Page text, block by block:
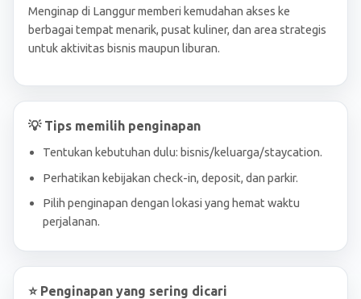
Menginap di Langgur memberi kemudahan akses ke
berbagai tempat menarik, pusat kuliner, dan area strategis
untuk aktivitas bisnis maupun liburan.
💡 Tips memilih penginapan
Tentukan kebutuhan dulu: bisnis/keluarga/staycation.
Perhatikan kebijakan check-in, deposit, dan parkir.
Pilih penginapan dengan lokasi yang hemat waktu
perjalanan.
⭐ Penginapan yang sering dicari